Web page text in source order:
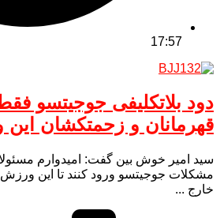
17:57
دود بلاتکلیفی جوجیتسو
قهرمانان و زحمتکشان
سید امیر خوش بین گفت: امیدوارم
مشکلات جوجیتسو ورود کنند تا این ورزش
خارج ...